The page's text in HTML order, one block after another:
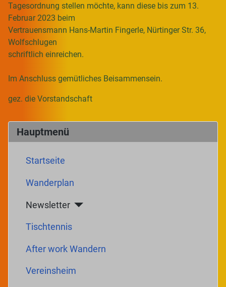
Hauptmenü
Startseite
Wanderplan
Newsletter
Tischtennis
After work Wandern
Vereinsheim
Tagesordnung stellen möchte, kann diese bis zum 13.
Februar 2023 beim
Vertrauensmann Hans-Martin Fingerle, Nürtinger Str. 36,
Wolfschlugen
schriftlich einreichen.
Im Anschluss gemütliches Beisammensein.
gez. die Vorstandschaft